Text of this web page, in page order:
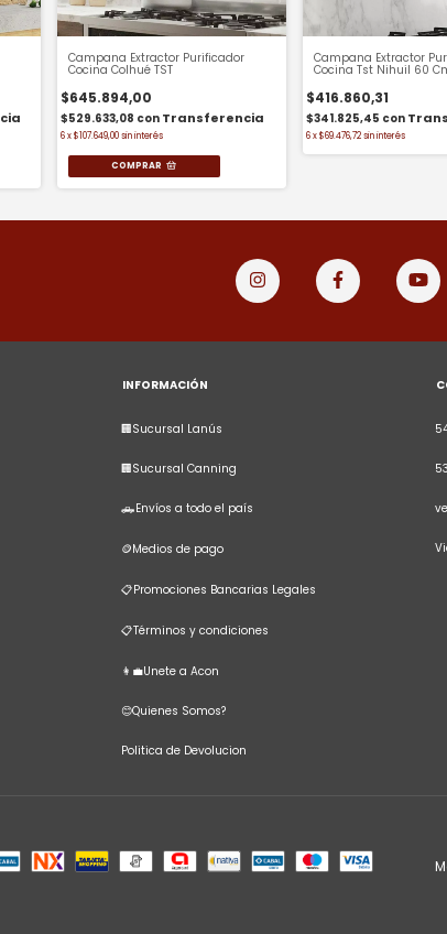
Campana Extractor Purificador
Cocina Colhué TST
$645.894,00
$529.633,08 con
6x$107.649,00sin interés
COMPRAR
Campana Extractor
Cocina Tst Nihuil 60
$416.860,31
$341.825,45 con
6 x$69.476,72 sin interés
INFORMACIÓN
🏢Sucursal Lanús
🏢Sucursal Canning
🛻Envíos a todo el país
🪙Medios de pago
📋Promociones Bancarias Legales
📋Términos y condiciones
👩‍💼Unete a Acon
😊Quienes Somos?
Politica de Devolucion